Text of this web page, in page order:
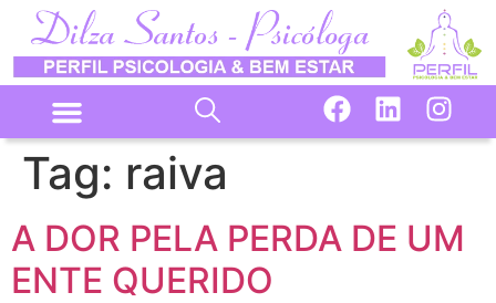
Tag: raiva
A DOR PELA PERDA DE UM
ENTE QUERIDO